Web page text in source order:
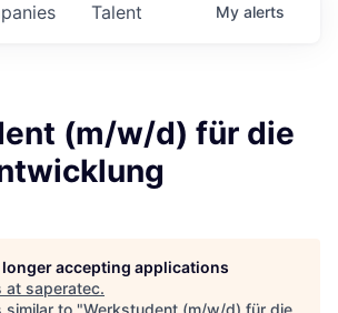
Talent My alerts
(m/w/d) für die
accepting applications
at saperatec.